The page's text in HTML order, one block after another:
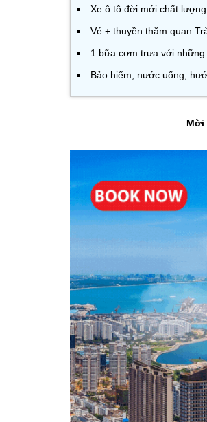
Xe ô tô đời mới chất
Vé + thuyền thăm quan
1 bữa cơm trưa với
Bảo hiểm, nước uống,
Mời